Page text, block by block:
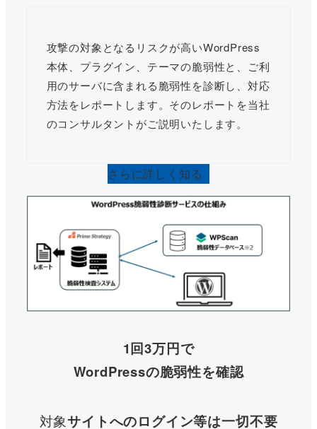
攻撃の対象となるリスクが高いWordPress
本体、プラグイン、テーマの脆弱性と、ご利
用のサーバに含まれる脆弱性を診断し、対応
方法をレポートします。そのレポートを当社
のコンサルタントがご説明いたします。
さらに詳しく知る
1回3万円で
WordPressの脆弱性を確認
対象サイトへのログイン等は一切不要